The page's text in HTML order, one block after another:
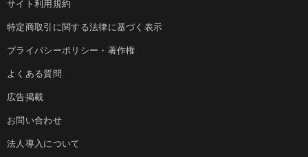
サイト利用規約
特定商取引に関する法律に基づく表示
プライバシーポリシー・著作権
よくある質問
広告掲載
お問い合わせ
法人導入について